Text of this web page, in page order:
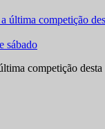
sábado
competição